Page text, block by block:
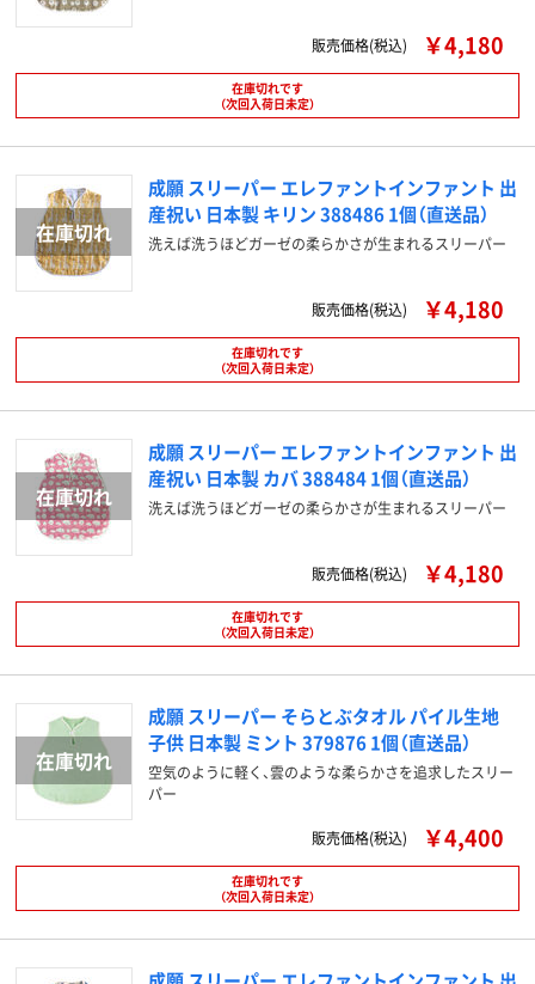
販売価格(税込) ￥4,180
在庫切れです
（次回入荷日未定）
成願 スリーパー エレファントインファント 出
産祝い 日本製 キリン 388486 1個（直送品）
洗えば洗うほどガーゼの柔らかさが生まれるスリーパー
販売価格(税込) ￥4,180
在庫切れです
（次回入荷日未定）
成願 スリーパー エレファントインファント 出
産祝い 日本製 カバ 388484 1個（直送品）
洗えば洗うほどガーゼの柔らかさが生まれるスリーパー
販売価格(税込) ￥4,180
在庫切れです
（次回入荷日未定）
成願 スリーパー そらとぶタオル パイル生地
子供 日本製 ミント 379876 1個（直送品）
空気のように軽く、雲のような柔らかさを追求したスリー
パー
販売価格(税込) ￥4,400
在庫切れです
（次回入荷日未定）